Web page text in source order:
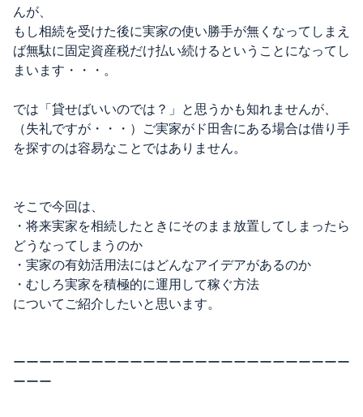
んが、
もし相続を受けた後に実家の使い勝手が無くなってしまえ
ば無駄に固定資産税だけ払い続けるということになってし
まいます・・・。
では「貸せばいいのでは？」と思うかも知れませんが、
（失礼ですが・・・）ご実家がド田舎にある場合は借り手
を探すのは容易なことではありません。
そこで今回は、
・将来実家を相続したときにそのまま放置してしまったら
どうなってしまうのか
・実家の有効活用法にはどんなアイデアがあるのか
・むしろ実家を積極的に運用して稼ぐ方法
についてご紹介したいと思います。
ーーーーーーーーーーーーーーーーーーーーーーーーーー
ーーー